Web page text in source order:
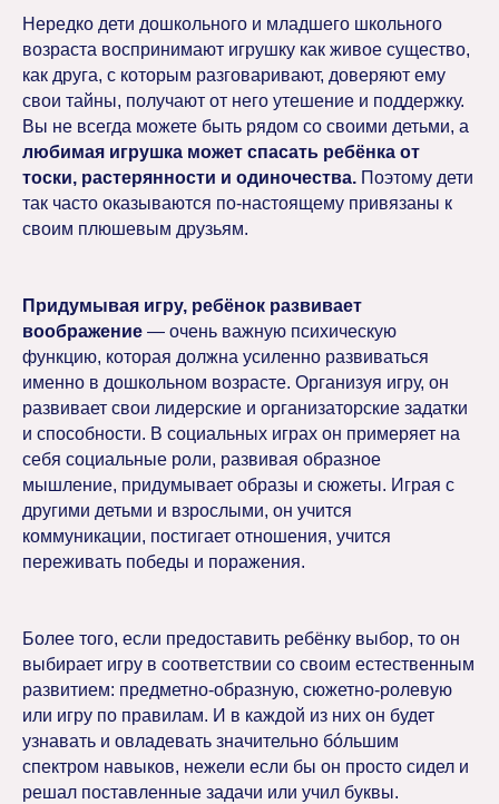
Нередко дети дошкольного и младшего школьного
возраста воспринимают игрушку как живое существо,
как друга, с которым разговаривают, доверяют ему
свои тайны, получают от него утешение и поддержку.
Вы не всегда можете быть рядом со своими детьми, а
любимая игрушка может спасать ребёнка от
тоски, растерянности и одиночества. Поэтому дети
так часто оказываются по-настоящему привязаны к
своим плюшевым друзьям.
Придумывая игру, ребёнок развивает
воображение — очень важную психическую
функцию, которая должна усиленно развиваться
именно в дошкольном возрасте. Организуя игру, он
развивает свои лидерские и организаторские задатки
и способности. В социальных играх он примеряет на
себя социальные роли, развивая образное
мышление, придумывает образы и сюжеты. Играя с
другими детьми и взрослыми, он учится
коммуникации, постигает отношения, учится
переживать победы и поражения.
Более того, если предоставить ребёнку выбор, то он
выбирает игру в соответствии со своим естественным
развитием: предметно-образную, сюжетно-ролевую
или игру по правилам. И в каждой из них он будет
узнавать и овладевать значительно бóльшим
спектром навыков, нежели если бы он просто сидел и
решал поставленные задачи или учил буквы.